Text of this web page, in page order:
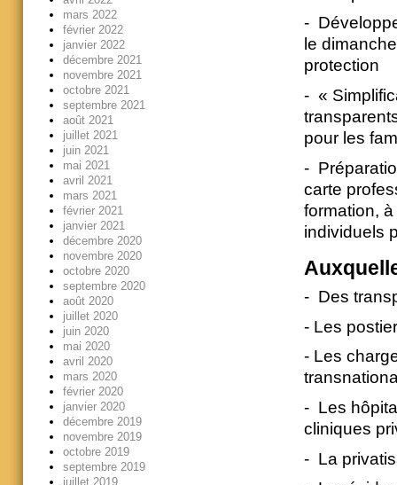
-
le
protection
- «
pour les
-
carte
formation,
individuels
- Des
- Les
- Les
- Les
cliniques
- La
mars 2022
février 2022
janvier 2022
décembre 2021
novembre 2021
octobre 2021
septembre 2021
août 2021
juillet 2021
juin 2021
mai 2021
avril 2021
mars 2021
février 2021
janvier 2021
décembre 2020
novembre 2020
octobre 2020
septembre 2020
août 2020
juillet 2020
juin 2020
mai 2020
avril 2020
mars 2020
février 2020
janvier 2020
décembre 2019
novembre 2019
octobre 2019
septembre 2019
juillet 2019